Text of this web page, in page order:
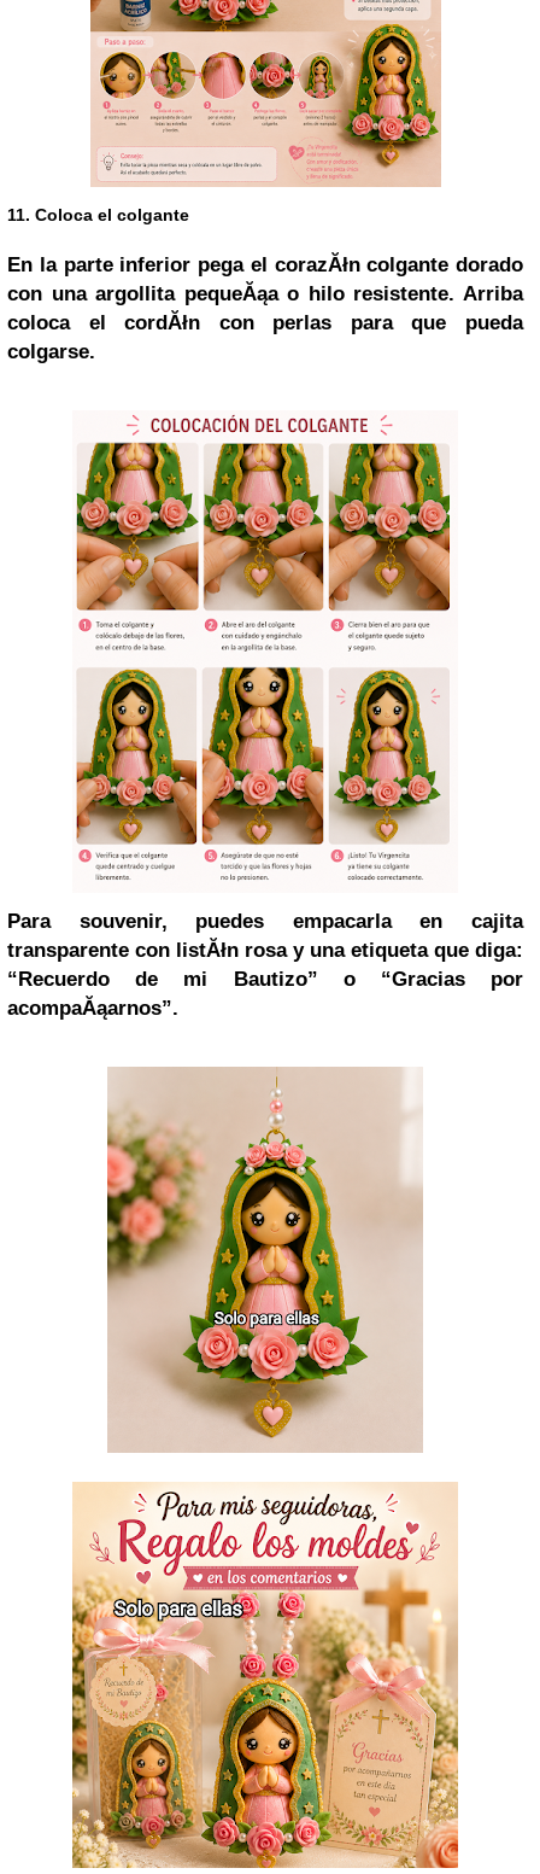
11. Coloca el colgante
En la parte inferior pega el corazĂłn colgante dorado
con una argollita pequeĂąa o hilo resistente. Arriba
coloca el cordĂłn con perlas para que pueda
colgarse.
Para souvenir, puedes empacarla en cajita
transparente con listĂłn rosa y una etiqueta que diga:
“Recuerdo de mi Bautizo” o “Gracias por
acompaĂąarnos”.